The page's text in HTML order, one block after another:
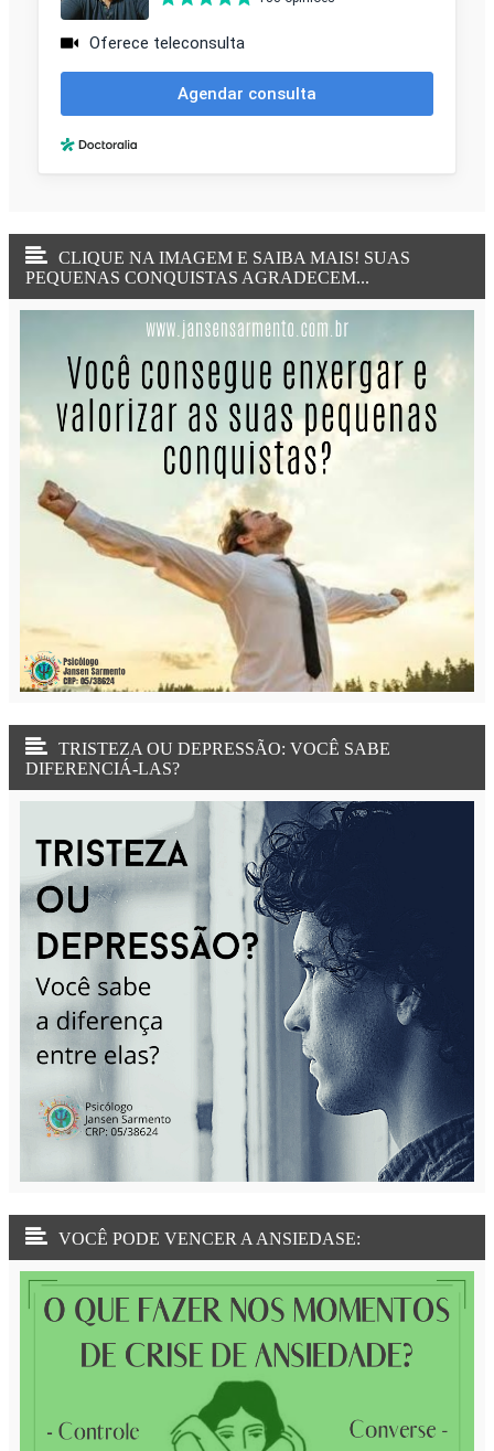
CLIQUE NA IMAGEM E SAIBA MAIS! SUAS
PEQUENAS CONQUISTAS AGRADECEM...
TRISTEZA OU DEPRESSÃO: VOCÊ SABE
DIFERENCIÁ-LAS?
VOCÊ PODE VENCER A ANSIEDASE: